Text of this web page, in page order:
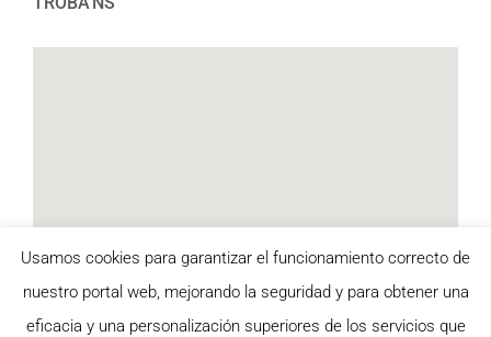
Usamos cookies para garantizar el funcionamiento correcto de
nuestro portal web, mejorando la seguridad y para obtener una
eficacia y una personalización superiores de los servicios que